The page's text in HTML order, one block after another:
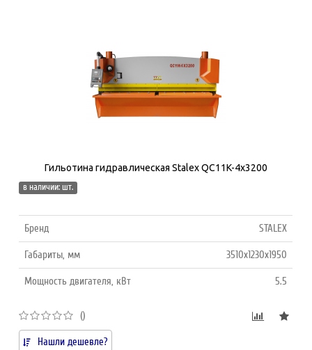
Гильотина гидравлическая Stalex QC11K-4х3200
в наличии: шт.
Бренд STALEX
Габариты, мм 3510x1230x1950
Мощность двигателя, кВт 5.5
()
Нашли дешевле?